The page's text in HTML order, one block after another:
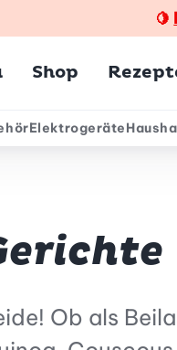
🍋
Shop
Elektrogeräte
Ob als